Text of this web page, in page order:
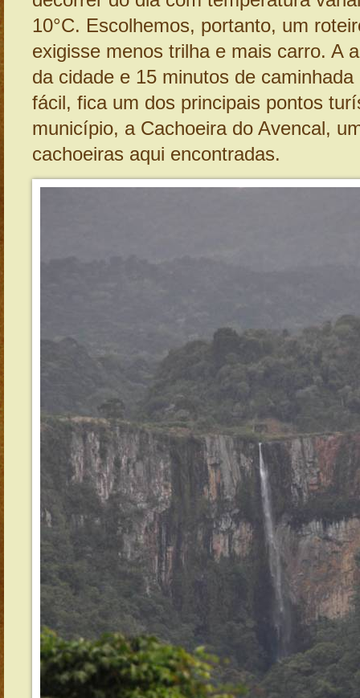
10°C. Escolhemos, portanto, um
exigisse menos trilha e mais carro. A
da cidade e 15 minutos de
fácil, fica um dos principais pontos
município, a Cachoeira do Avencal,
cachoeiras aqui encontradas.